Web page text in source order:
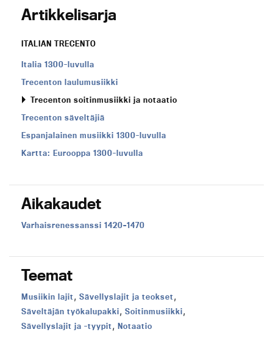
Artikkelisarja
ITALIAN TRECENTO
Italia 1300-luvulla
Trecenton laulumusiikki
Trecenton soitinmusiikki ja notaatio
Trecenton säveltäjiä
Espanjalainen musiikki 1300-luvulla
Kartta: Eurooppa 1300-luvulla
Aikakaudet
Aikakausi:
Varhaisrenessanssi 1420–1470
Teemat
Teema:
Musiikin lajit, Teema:
Sävellyslajit ja teokset,
Teema:
Säveltäjän työkalupakki, Teema:
Soitinmusiikki,
Teema:
Sävellyslajit ja -tyypit, Teema:
Notaatio